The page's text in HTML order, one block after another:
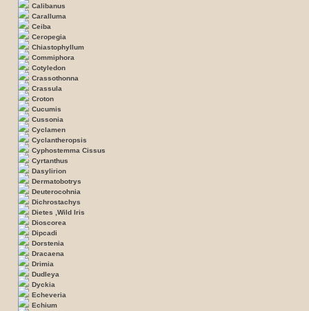
Calibanus
Caralluma
Ceiba
Ceropegia
Chiastophyllum
Commiphora
Cotyledon
Crassothonna
Crassula
Croton
Cucumis
Cussonia
Cyclamen
Cyclantheropsis
Cyphostemma Cissus
Cyrtanthus
Dasylirion
Dermatobotrys
Deuterocohnia
Dichrostachys
Dietes ,Wild Iris
Dioscorea
Dipcadi
Dorstenia
Dracaena
Drimia
Dudleya
Dyckia
Echeveria
Echium